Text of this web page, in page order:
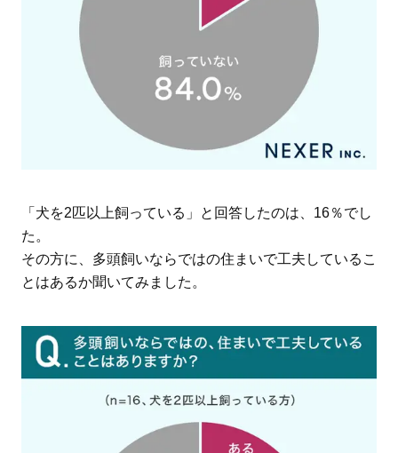
「犬を2匹以上飼っている」と回答したのは、16％でし
た。
その方に、多頭飼いならではの住まいで工夫しているこ
とはあるか聞いてみました。